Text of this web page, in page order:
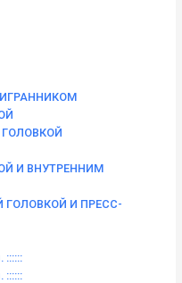
И ВНУТРЕННИМ
И ПРЕСС-
::::::
::::::